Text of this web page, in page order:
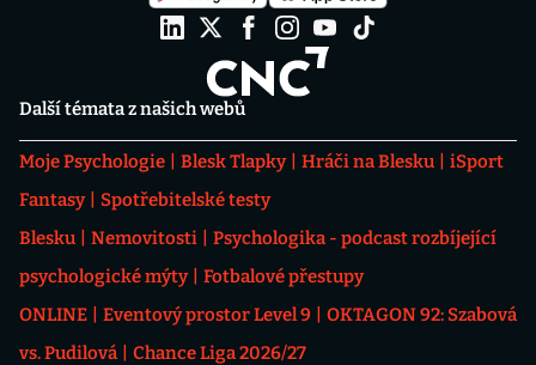
Další témata z našich webů
Moje Psychologie Blesk Tlapky Hráči na Blesku
iSport
Fantasy
Spotřebitelské testy
Blesku
Nemovitosti
Psychologika - podcast rozbíjející
psychologické mýty
Fotbalové přestupy
ONLINE
Eventový prostor Level 9
OKTAGON 92: Szabová
vs. Pudilová
Chance Liga 2026/27